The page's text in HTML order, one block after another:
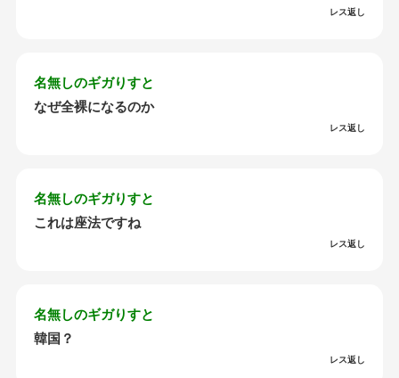
レス返し
名無しのギガりすと
なぜ全裸になるのか
レス返し
名無しのギガりすと
これは座法ですね
レス返し
名無しのギガりすと
韓国？
レス返し